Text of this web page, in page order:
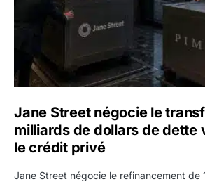
Jane Street négocie le
milliards de dollars de dette
le crédit privé
Jane Street négocie le refinancement de